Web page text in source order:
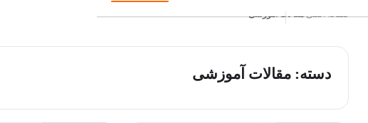
صفحه اصلی مقالات آموزشی
دسته: مقالات آموزشی